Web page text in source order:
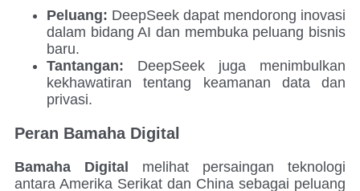
Peluang: DeepSeek dapat mendorong inovasi
dalam bidang AI dan membuka peluang bisnis
baru.
Tantangan: DeepSeek juga menimbulkan
kekhawatiran tentang keamanan data dan
privasi.
Peran Bamaha Digital
Bamaha Digital melihat persaingan teknologi
antara Amerika Serikat dan China sebagai peluang